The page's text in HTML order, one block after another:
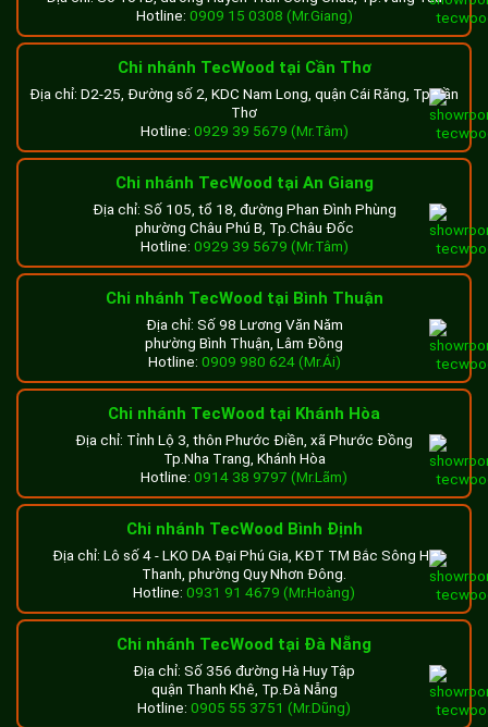
Hotline: 0909 15 0308 (Mr.Giang)
Chi nhánh TecWood tại Cần Thơ
Địa chỉ: D2-25, Đường số 2, KDC Nam Long, quận Cái Răng, Tp.Cần
Thơ
Hotline: 0929 39 5679 (Mr.Tâm)
Chi nhánh TecWood tại An Giang
Địa chỉ: Số 105, tổ 18, đường Phan Đình Phùng
phường Châu Phú B, Tp.Châu Đốc
Hotline: 0929 39 5679 (Mr.Tâm)
Chi nhánh TecWood tại Bình Thuận
Địa chỉ: Số 98 Lương Văn Năm
phường Bình Thuận, Lâm Đồng
Hotline: 0909 980 624 (Mr.Ái)
Chi nhánh TecWood tại Khánh Hòa
Địa chỉ: Tỉnh Lộ 3, thôn Phước Điền, xã Phước Đồng
Tp.Nha Trang, Khánh Hòa
Hotline: 0914 38 9797 (Mr.Lãm)
Chi nhánh TecWood Bình Định
Địa chỉ: Lô số 4 - LKO DA Đại Phú Gia, KĐT TM Bắc Sông Hà
Thanh, phường Quy Nhơn Đông.
Hotline: 0931 91 4679 (Mr.Hoàng)
Chi nhánh TecWood tại Đà Nẵng
Địa chỉ: Số 356 đường Hà Huy Tập
quận Thanh Khê, Tp.Đà Nẵng
Hotline: 0905 55 3751 (Mr.Dũng)